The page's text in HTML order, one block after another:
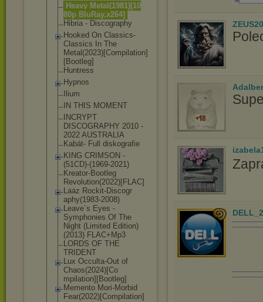
Heavy Metal(1981)[10
80p BluRay.x264]
Hibria - Discography
Hooked On Classics-
Classics In The
Metal(2023)[Compilation]
[Bootleg]
Huntress
Hypnos
Ilium
IN THIS MOMENT
INCRYPT
DISCOGRAPHY 2010 -
2022 AUSTRALIA
Kabát- Full diskografie
KING CRIMSON -
(51CD)-(1969-2021)
Kreator-Bootleg
Revolution(2022)[FLAC]
Lȧȧz Rockit-Discogr
aphy(1983-2008)
Leave`s Eyes -
Symphonies Of The
Night (Limited Edition)
(2013) FLAC+Mp3
LORDS OF THE
TRIDENT
Lux Occulta-Out of
Chaos(2024)[Co
mpilation][Bootleg]
Memento Mori-Morbid
Fear(2022)[Compilation]